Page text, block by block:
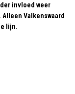
invloed weer
Valkenswaard
lijn.